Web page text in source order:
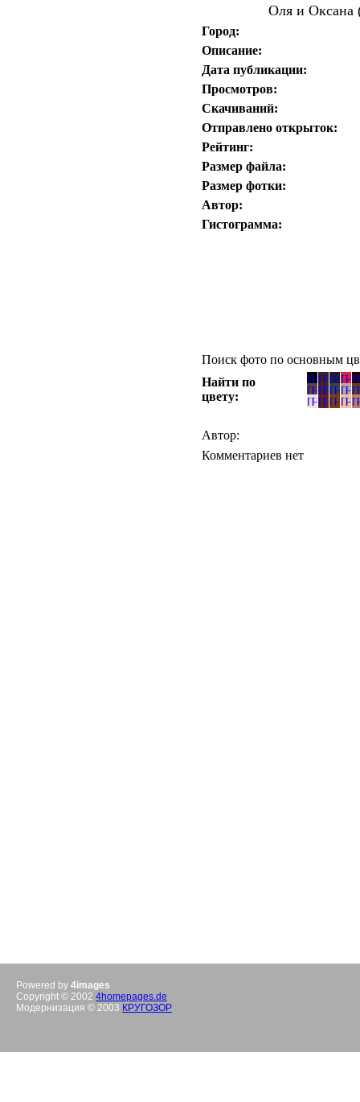
Оля и Оксана
Город:
Описание:
Дата публикации:
Просмотров:
Скачиваний:
Отправлено открыток:
Рейтинг:
Размер файла:
Размер фотки:
Автор:
Гистограмма:
Поиск фото по основным
Найти по
цвету:
Автор:
Комментариев нет
Powered by 4images
Copyright © 2002 4homepages.de
Модернизация © 2003 КРУГОЗОР